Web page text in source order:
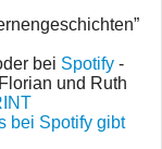
bei Spotify -
und Ruth
bei Spotify gibt